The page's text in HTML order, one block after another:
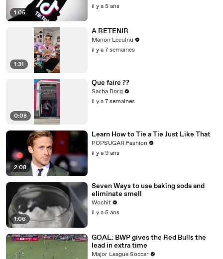
1:05
il y a 5 ans
1:31
A RETENIR
Manon Leculnu
il y a 7 semaines
0:08
Que faire ??
Sacha Borg
il y a 7 semaines
2:08
Learn How to Tie a Tie Just Like That
POPSUGAR Fashion
il y a 9 ans
1:06
Seven Ways to use baking soda and
eliminate smell
Wochit
il y a 5 ans
GOAL: BWP gives the Red Bulls the
lead in extra time
Major League Soccer